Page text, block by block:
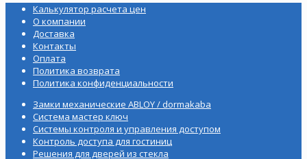
Калькулятор расчета цен
О компании
Доставка
Контакты
Оплата
Политика возврата
Политика конфиденциальности
Замки механические ABLOY / dormakaba
Система мастер ключ
Системы контроля и управления доступом
Контроль доступа для гостиниц
Решения для дверей из стекла